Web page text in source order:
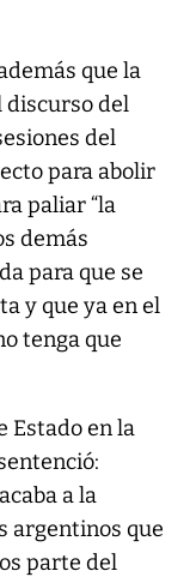
que la
discurso del
del
para abolir
paliar “la
demás
para que se
y que ya en el
tenga que
Estado en la
a la
argentinos que
parte del